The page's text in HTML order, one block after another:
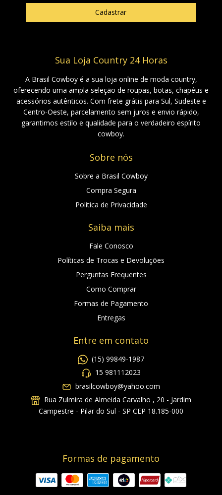
Sua Loja Country 24 Horas
A Brasil Cowboy é a sua loja online de moda country,
oferecendo uma ampla seleção de roupas, botas, chapéus e
acessórios autênticos. Com frete grátis para Sul, Sudeste e
Centro-Oeste, parcelamento sem juros e envio rápido,
garantimos estilo e qualidade para o verdadeiro espírito
cowboy.
Sobre nós
Sobre a Brasil Cowboy
Compra Segura
Politica de Privacidade
Saiba mais
Fale Conosco
Políticas de Trocas e Devoluções
Perguntas Frequentes
Como Comprar
Formas de Pagamento
Entregas
Entre em contato
(15) 99849-1987
15 981112023
brasilcowboy@yahoo.com
Rua Zulmira de Almeida Carvalho , 20 - Jardim
Campestre - Pilar do Sul - SP CEP 18.185-000
Formas de pagamento